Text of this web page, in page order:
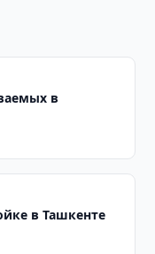
в
в Ташкенте